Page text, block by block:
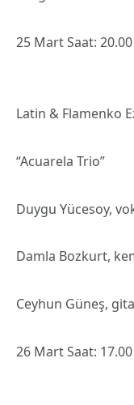
25 Mart Saat: 20.00
Latin & Flamenko
“Acuarela Trio”
Duygu Yücesoy,
Damla Bozkurt,
Ceyhun Güneş,
26 Mart Saat: 17.00